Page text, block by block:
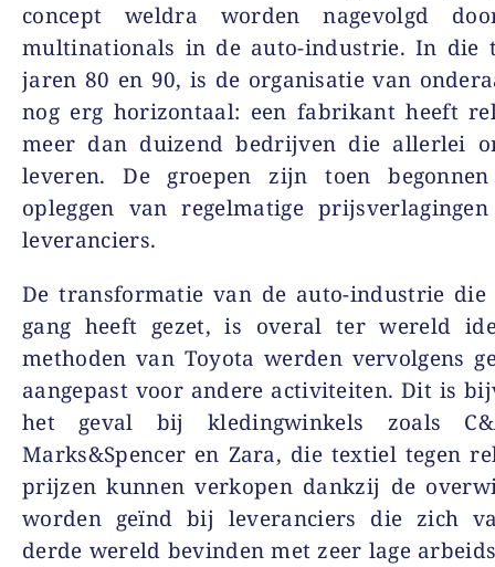
concept weldra worden nagevolgd
multinationals in de auto-industrie. In die
jaren 80 en 90, is de organisatie van
nog erg horizontaal: een fabrikant heeft
meer dan duizend bedrijven die allerlei
leveren. De groepen zijn toen
opleggen van regelmatige
leveranciers.
De transformatie van de auto-industrie die
gang heeft gezet, is overal ter wereld
methoden van Toyota werden vervolgens
aangepast voor andere activiteiten. Dit is
het geval bij kledingwinkels zoals
Marks&Spencer en Zara, die textiel tegen
prijzen kunnen verkopen dankzij de
worden geïnd bij leveranciers die zich
derde wereld bevinden met zeer lage